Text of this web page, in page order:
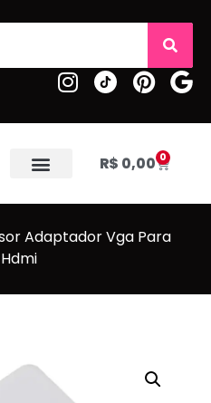
R$ 0,00 0
Adaptador Vga Para